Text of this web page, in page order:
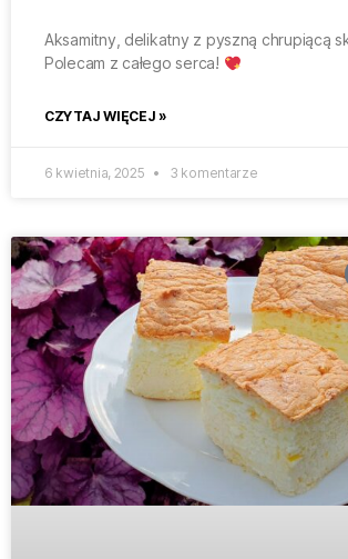
Aksamitny, delikatny z pyszną chrupiącą
Polecam z całego serca!
CZYTAJ WIĘCEJ »
6 kwietnia, 2025 3 komentarze